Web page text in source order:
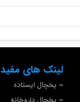
لینک های مفید
یخچال ایستاده